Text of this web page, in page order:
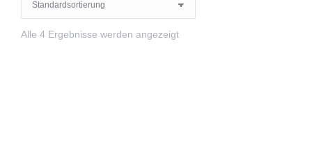
Alle 4 Ergebnisse werden angezeigt